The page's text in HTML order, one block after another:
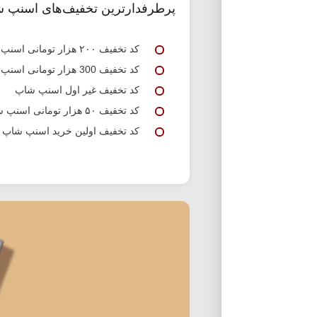
پرطرفدارترین تخفیف‌های
کد تخفیف ۲۰۰ هزار تومانی اسنپ شاپ
کد تخفیف 300 هزار تومانی اسنپ شاپ
کد تخفیف غیر اول اسنپ شاپ
کد تخفیف ۵۰ هزار تومانی اسنپ شاپ
کد تخفیف اولین خرید اسنپ شاپ